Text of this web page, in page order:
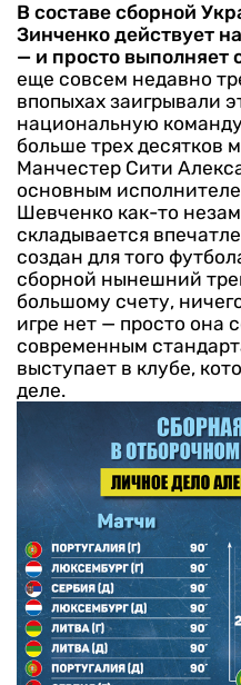
В составе сборной
Зинченко действует
— и просто
еще совсем недавно
впопыхах заигрывали
национальную
больше трех десятков
Манчестер Сити
основным
Шевченко как-то
складывается
создан для того
сборной нынешний
большому счету,
игре нет — просто она
современным
выступает в клубе,
деле.